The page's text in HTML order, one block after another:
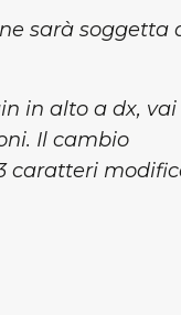
sarà soggetta
in alto a dx, vai
Il cambio
caratteri